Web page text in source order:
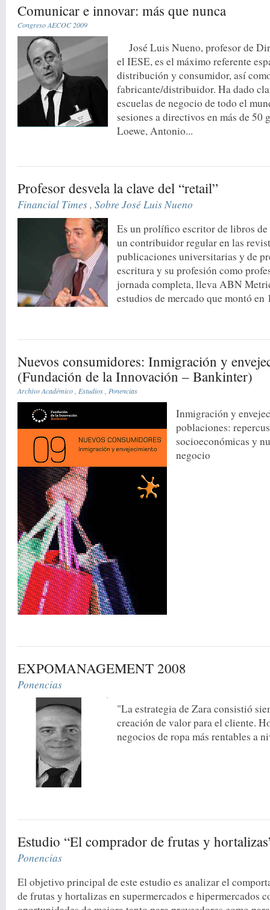
Comunicar e innovar: más que nunca
Congreso AECOC 2009
José Luis Nueno, profesor de
el IESE, es el máximo referente
distribución y consumidor, así
fabricante/distribuidor. Ha dado
escuelas de negocio de todo el
sesiones a directivos en más de 50
Loewe, Antonio...
Profesor desvela la clave del “retail”
Financial Times,Sobre José Luis Nueno
Es un prolífico escritor de libros de
un contribuidor regular en las
publicaciones universitarias y de
escritura y su profesión como
jornada completa, lleva ABN
estudios de mercado que montó en
Nuevos consumidores: Inmigración y
(Fundación de la Innovación – Bankinter)
Archivo Académico Estudios Ponencias
Inmigración y
poblaciones:
socioeconómicas y
negocio
EXPOMANAGEMENT 2008
Ponencias
"La estrategia de Zara consistió
creación de valor para el cliente.
negocios de ropa más rentables a
Estudio “El comprador de frutas y
Ponencias
El objetivo principal de este estudio es analizar el
de frutas y hortalizas en supermercados e hipermercados